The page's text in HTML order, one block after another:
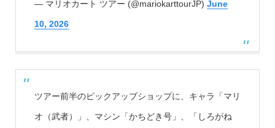
— マリオカート ツアー (@mariokarttourJP) June
10, 2026
ツアー前半のピックアップショップに、キャラ「マリ
オ（武者）」、マシン「かちどき号」、「しろがね